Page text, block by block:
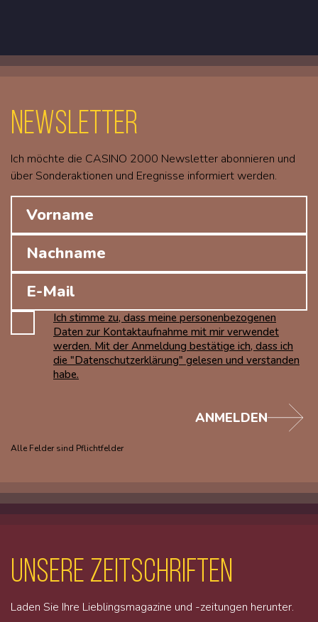
Newsletter
Ich möchte die CASINO 2000 Newsletter abonnieren und
über Sonderaktionen und Eregnisse informiert werden.
Ich stimme zu, dass meine personenbezogenen
Daten zur Kontaktaufnahme mit mir verwendet
werden. Mit der Anmeldung bestätige ich, dass ich
die "Datenschutzerklärung" gelesen und verstanden
habe.
Alle Felder sind Pflichtfelder
ANMELDEN
unsere Zeitschriften
Laden Sie Ihre Lieblingsmagazine und -zeitungen herunter.